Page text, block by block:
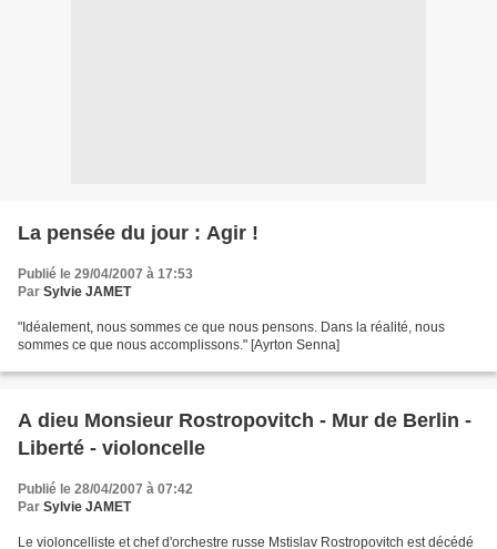
La pensée du jour : Agir !
Publié le 29/04/2007 à 17:53
Par Sylvie JAMET
"Idéalement, nous sommes ce que nous pensons. Dans la réalité, nous
sommes ce que nous accomplissons." [Ayrton Senna]
A dieu Monsieur Rostropovitch - Mur de Berlin -
Liberté - violoncelle
Publié le 28/04/2007 à 07:42
Par Sylvie JAMET
Le violoncelliste et chef d'orchestre russe Mstislav Rostropovitch est décédé